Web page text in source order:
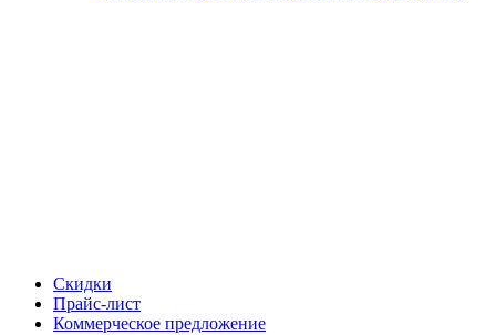
Скидки
Прайс-лист
Коммерческое предложение